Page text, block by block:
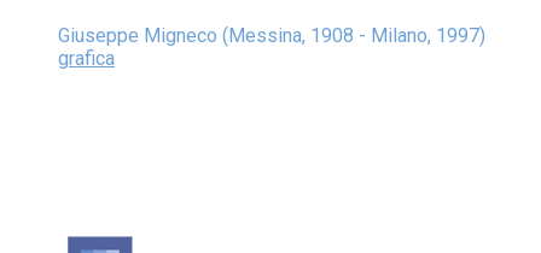
Giuseppe Migneco (Messina, 1908 - Milano, 1997)
grafica